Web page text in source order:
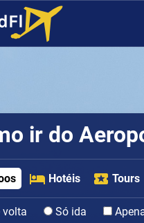
ir do
Hotéis Tours
volta Só ida